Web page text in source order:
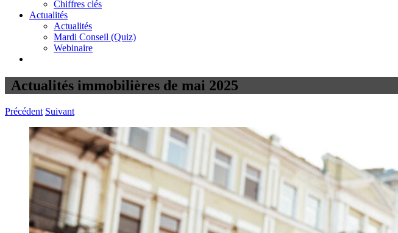
Chiffres clés
Actualités
Actualités
Mardi Conseil (Quiz)
Webinaire
Actualités immobilières de mai 2025
Précédent Suivant
Voir
l'image
agrandie